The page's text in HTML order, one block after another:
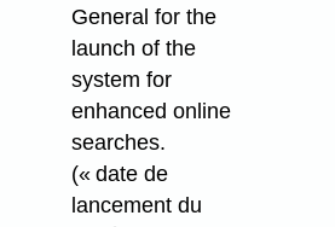
General for the
launch of the
system for
enhanced online
searches.
(« date de
lancement du